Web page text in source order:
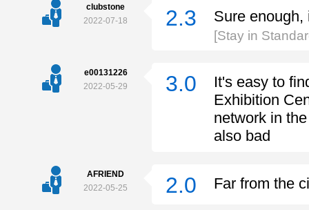
clubstone
2022-07-18
2.3 Sure enough,
[Stay in
e00131226
2022-05-29
3.0
It's easy to
Exhibition
network in
also bad
AFRIEND
2022-05-25
2.0 Far from the